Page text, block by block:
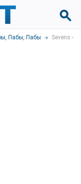
Пабы, Пабы
Sevens -